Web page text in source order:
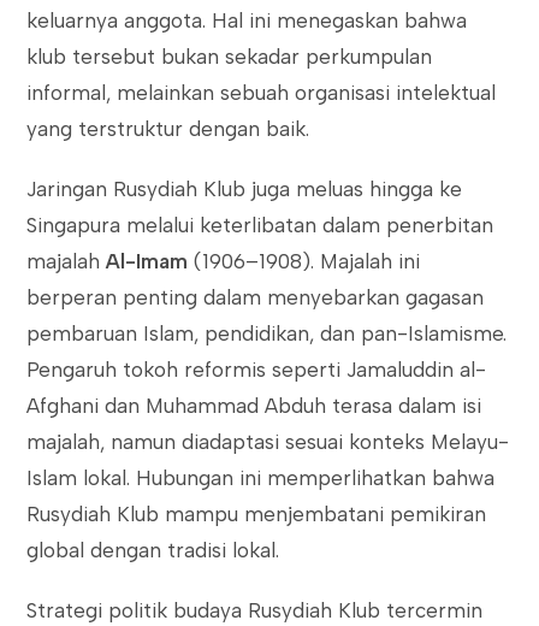
keluarnya anggota. Hal ini menegaskan bahwa
klub tersebut bukan sekadar perkumpulan
informal, melainkan sebuah organisasi intelektual
yang terstruktur dengan baik.
Jaringan Rusydiah Klub juga meluas hingga ke
Singapura melalui keterlibatan dalam penerbitan
majalahAl-Imam (1906–1908). Majalah ini
berperan penting dalam menyebarkan gagasan
pembaruan Islam, pendidikan, dan pan-Islamisme.
Pengaruh tokoh reformis seperti Jamaluddin al-
Afghani dan Muhammad Abduh terasa dalam isi
majalah, namun diadaptasi sesuai konteks Melayu-
Islam lokal. Hubungan ini memperlihatkan bahwa
Rusydiah Klub mampu menjembatani pemikiran
global dengan tradisi lokal.
Strategi politik budaya Rusydiah Klub tercermin